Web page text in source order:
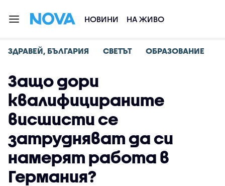
НОВИНИ НА ЖИВО
ЗДРАВЕЙ, БЪЛГАРИЯ СВЕТЪТ ОБРАЗОВАНИЕ
Защо дори
квалифицираните
висшисти се
затрудняват да си
намерят работа в
Германия?